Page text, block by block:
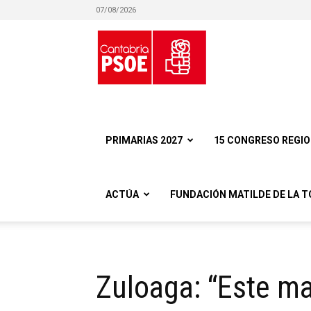
07/08/2026
Español
PRIMARIAS 2027 15 CONGRESO
ACTÚA FUNDACIÓN MATILDE DE LA
Zuloaga: “Este